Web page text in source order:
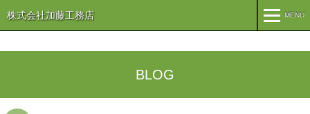
株式会社加藤工務店 MENU
BLOG